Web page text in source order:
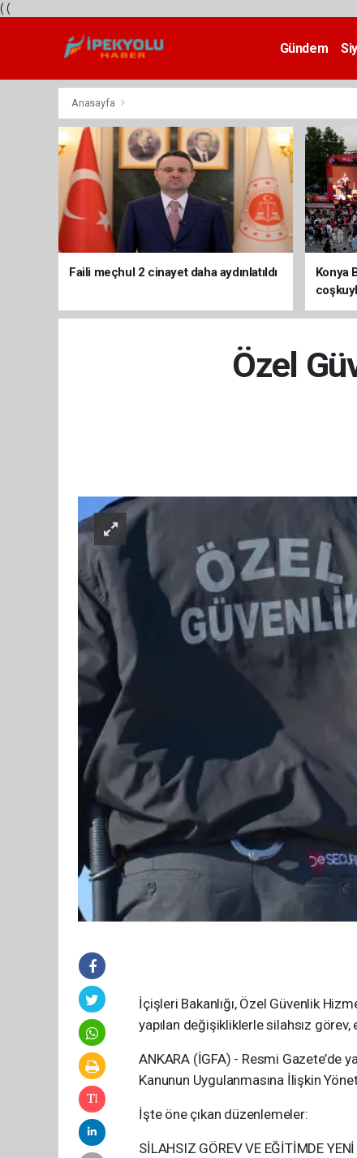
( (
Gündem
Anasayfa
Faili meçhul 2 cinayet daha aydınlatıldı
Konya
Özel
İçişleri Bakanlığı, Özel Güvenlik
yapılan değişikliklerle silahsız
ANKARA (İGFA) - Resmi Gazete’de
Kanunun Uygulanmasına İlişkin
İşte öne çıkan düzenlemeler:
SİLAHSIZ GÖREV VE EĞİTİMDE